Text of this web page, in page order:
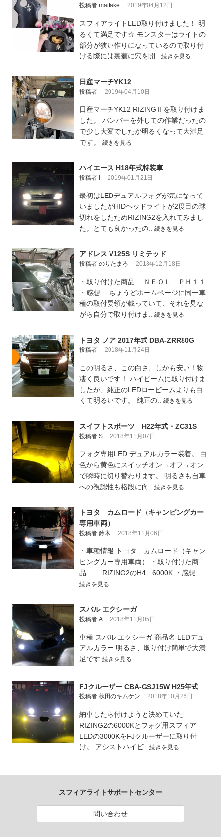
投稿者 maitake 2019年04月12日
スフィアライトLED取り付けました！ 明
るくて満足です☆ モンスターはライトの
部分が狭い作りになっているので取り付
ける際には裏蓋に穴を開.. 続きを見る
日産マーチYK12
投稿者 2019年04月10日
日産マーチYK12 RIZINGⅡを取り付けま
した。 バンパーを外しての作業だったの
で少し大変でしたが明るくなって大満足
です。 続きを見る
ハイエース H18年式特装車
投稿者 I 2019年01月21日
最初はLEDデュアルフォグが気になって
いましたがHIDヘッドライトが2度目の球
切れをしたためRIZING2を入れてみまし
た。とても良かったの.. 続きを見る
アドレス V125S リミテッド
投稿者 のりたまろ 2018年12月18日
・取り付けた商品 ＮＥＯＬ ＰＨ１１
・感想 ちょうどホームページに同一車
種の取付要領が載っていて、それを見な
がら自分で取り付けま.. 続きを見る
トヨタ ノア 2017年式 DBA-ZRR80G
投稿者 2018年11月24日
この明るさ、この白さ、しかも安い！物
凄く良いです！ ハイビームに取り付けま
したが、純正のLEDロービームよりも白
くて明るいです。 純正の.. 続きを見る
スイフトスポーツ H22年式・ZC31S
投稿者 S 2018年11月07日
フォグ専用LED デュアルカラー装着。 白
色から黄色にスイッチオン→オフ→オン
で瞬時に切り替わります。 明るさも自車
への視認性も格段に向.. 続きを見る
トヨタ カムロード（キャンピングカー
専用車両）
投稿者 鈴木 2018年11月06日
・車種情報 トヨタ カムロード（キャン
ピングカー専用車両） ・取り付けた商
品 RIZING2のH4、6000K ・感想 ..
続きを見る
スバル エクシーガ
投稿者 A 2018年11月05日
車種 スバル エクシーガ 商品名 LEDデュ
アルカラー 明るさ、取り付け簡単で大満
足です 続きを見る
FJクルーザー CBA-GSJ15W H25年式
投稿者 秋田のキムケン 2018年10月26日
納車したら付けようと決めていた
RIZING2の6000Kとフォグ用スフィア
LEDの3000KをFJクルーザーに取り付
け。 アシストハイビ.. 続きを見る
スフィアライトサポートセンター
問い合わせ